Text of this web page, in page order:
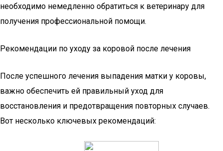
необходимо немедленно обратиться к ветеринару для
получения профессиональной помощи.
Рекомендации по уходу за коровой после лечения
После успешного лечения выпадения матки у коровы,
важно обеспечить ей правильный уход для
восстановления и предотвращения повторных случаев.
Вот несколько ключевых рекомендаций: